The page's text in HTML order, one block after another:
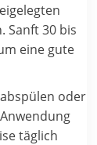
Sanft 30 bis
eine gute
oder
täglich